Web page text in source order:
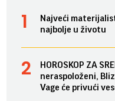
Najveći
najbolje u životu
HOROSKOP ZA
neraspoloženi,
Vage će privući